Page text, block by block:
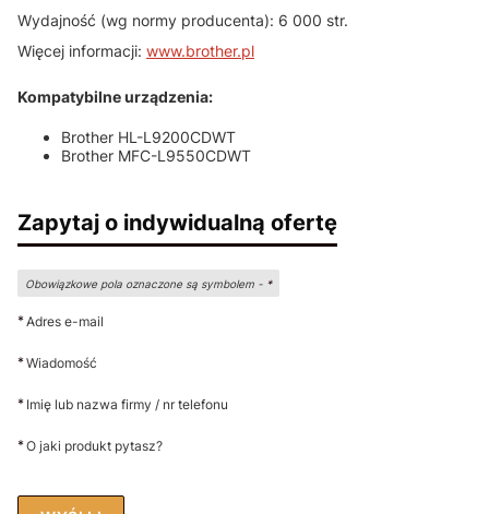
Wydajność (wg normy producenta): 6 000 str.
Więcej informacji: www.brother.pl
Kompatybilne urządzenia:
Brother HL-L9200CDWT
Brother MFC-L9550CDWT
Zapytaj o indywidualną ofertę
Obowiązkowe pola oznaczone są symbolem - *
*Adres e-mail
*Wiadomość
* Imię lub nazwa firmy / nr telefonu
*O jaki produkt pytasz?